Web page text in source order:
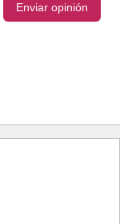
Enviar opinión